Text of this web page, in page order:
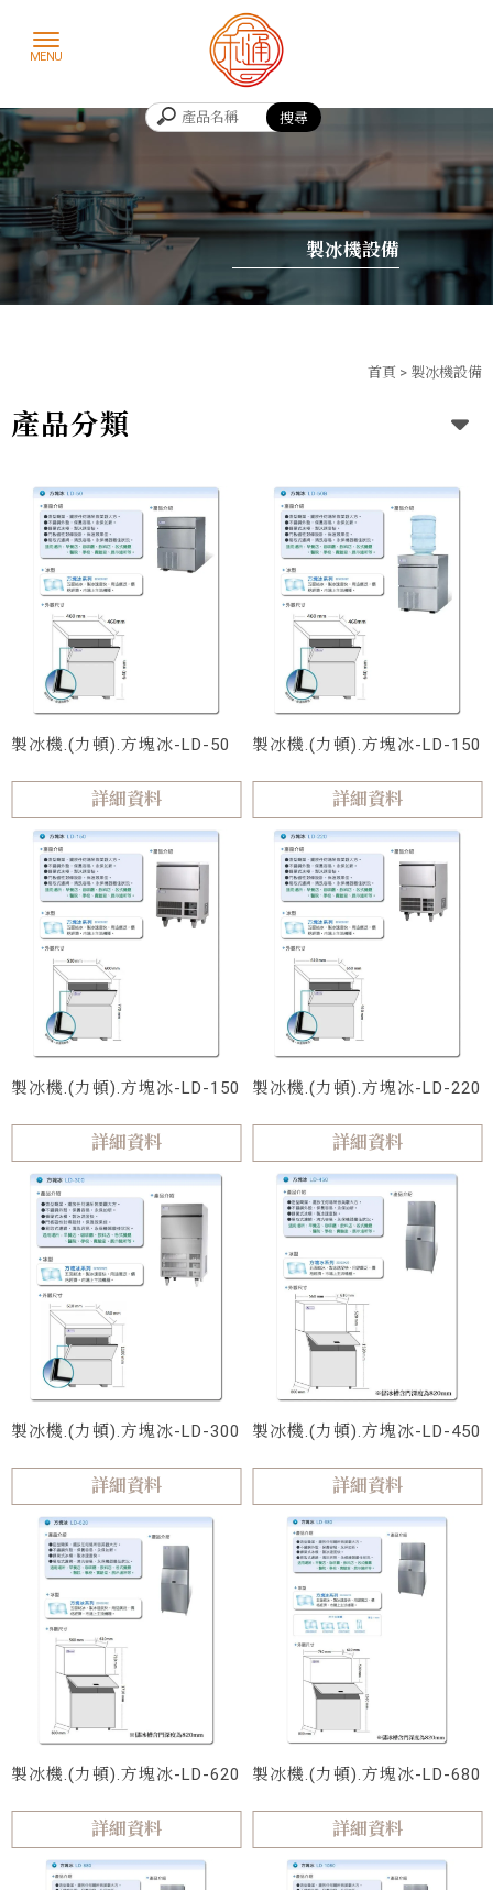
製冰機設備
首頁 > 製冰機設備
產品分類
製冰機.(力頓).方塊冰-LD-50
詳細資料
製冰機.(力頓).方塊冰-LD-150
詳細資料
製冰機.(力頓).方塊冰-LD-150
詳細資料
製冰機.(力頓).方塊冰-LD-220
詳細資料
製冰機.(力頓).方塊冰-LD-300
詳細資料
製冰機.(力頓).方塊冰-LD-450
詳細資料
製冰機.(力頓).方塊冰-LD-620
詳細資料
製冰機.(力頓).方塊冰-LD-680
詳細資料